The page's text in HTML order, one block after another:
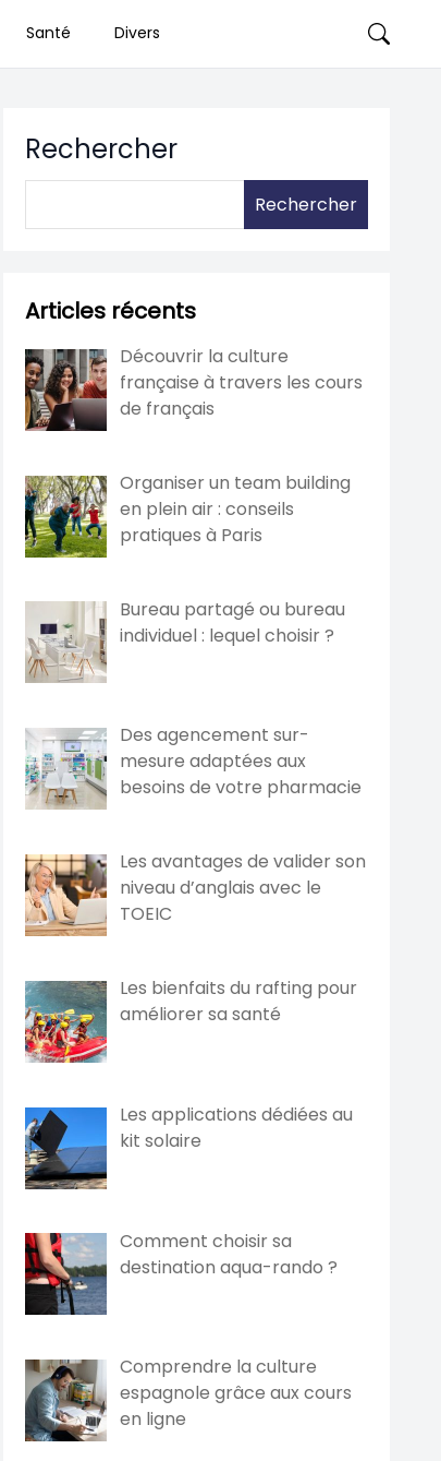
Santé Divers
Rechercher
Rechercher
Articles récents
Découvrir la culture
française à travers les cours
de français
Organiser un team building
en plein air : conseils
pratiques à Paris
Bureau partagé ou bureau
individuel : lequel choisir ?
Des agencement sur-
mesure adaptées aux
besoins de votre pharmacie
Les avantages de valider son
niveau d’anglais avec le
TOEIC
Les bienfaits du rafting pour
améliorer sa santé
Les applications dédiées au
kit solaire
Comment choisir sa
destination aqua-rando ?
Comprendre la culture
espagnole grâce aux cours
en ligne